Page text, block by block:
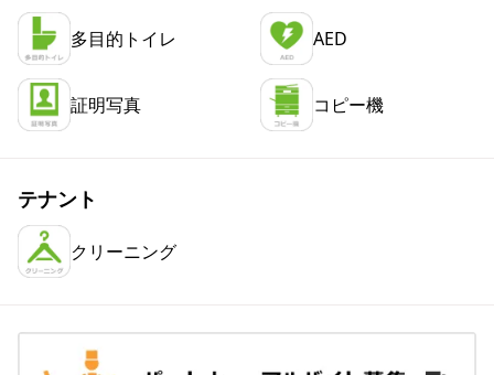
多目的トイレ AED
証明写真 コピー機
テナント
クリーニング